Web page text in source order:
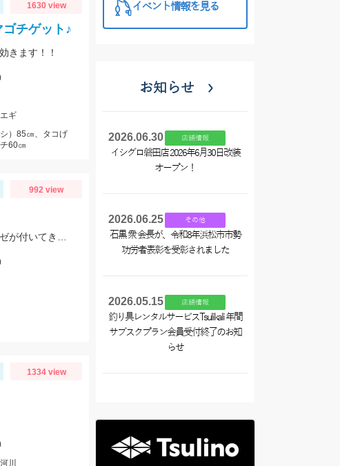
1630 view
チゲット♪
きます！！
ギ
）85㎝、タコげ
60㎝
992 view
1334 view
川
イベント情報を見る
お知らせ
2026.06.30 店舗情報
イシグロ磐田店 2026年6月30日改装
オープン！
2026.06.25 その他
石黒 衆 会長が、令和8年浜松市市勢
功労者表彰を受彰されました
2026.05.15 店舗情報
釣り具レンタルサービスTsulikali 年間
サブスクプラン会員受付終了のお知
らせ